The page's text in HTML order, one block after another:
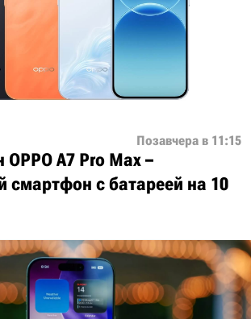
Позавчера в 11:15
A7 Pro Max –
с батареей на 10